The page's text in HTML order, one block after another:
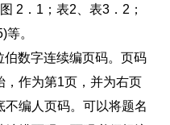
2．1；表2、表3．2；
。
数字连续编页码。页码
，作为第1页，并为右页
不编人页码。可以将题名